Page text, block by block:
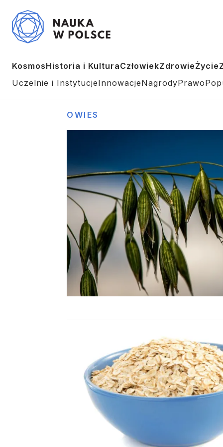
KosmosHistoria i KulturaCzłowiekZdrowieŻycie
Uczelnie i InstytucjeInnowacjeNagrodyPrawo
OWIES